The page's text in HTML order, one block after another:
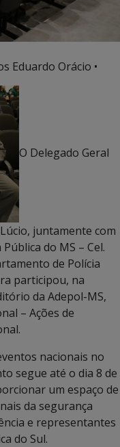
Eduardo Orácio •
O Delegado Geral
juntamente com
do MS – Cel.
de Polícia
participou, na
da Adepol-MS,
– Ações de
nacionais no
segue até o dia 8 de
um espaço de
da segurança
e representantes
do Sul.